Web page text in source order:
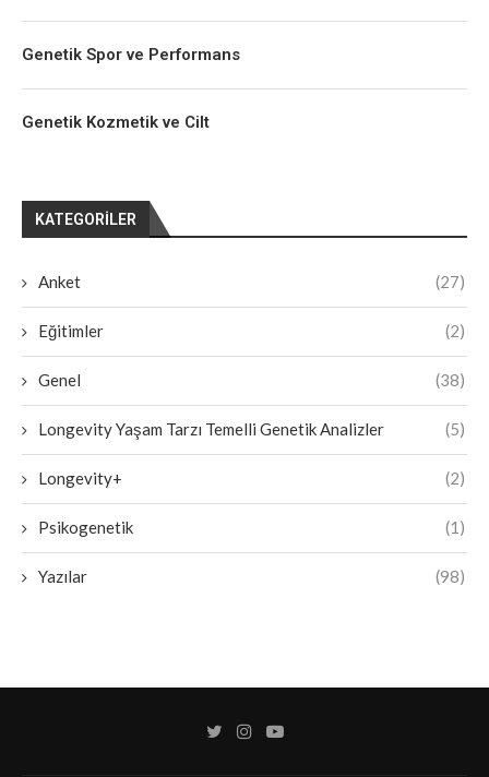
KATEGORILER
Anket (27)
Eğitimler (2)
Genel (38)
Longevity Yaşam Tarzı Temelli Genetik Analizler (5)
Longevity+ (2)
Psikogenetik (1)
Yazılar (98)
Genetik Spor ve Performans
Genetik Kozmetik ve Cilt